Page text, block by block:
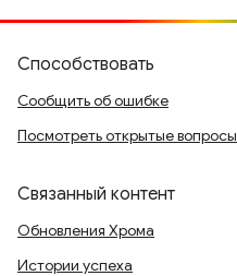
Способствовать
Сообщить об ошибке
Посмотреть открытые вопросы
Связанный контент
Обновления Хрома
Истории успеха